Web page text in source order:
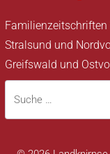
Familienzeitschriften
Stralsund und
Greifswald und
Suche